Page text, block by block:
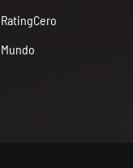
RatingCero
Mundo